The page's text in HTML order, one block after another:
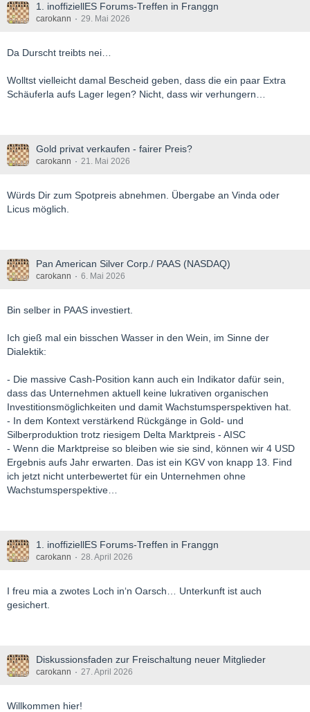
1. inoffiziellES Forums-Treffen in Franggn
carokann 29. Mai 2026
Da Durscht treibts nei…
Wolltst vielleicht damal Bescheid geben, dass die ein paar Extra
Schäuferla aufs Lager legen? Nicht, dass wir verhungern…
Gold privat verkaufen - fairer Preis?
carokann 21. Mai 2026
Würds Dir zum Spotpreis abnehmen. Übergabe an Vinda oder
Licus möglich.
Pan American Silver Corp./ PAAS (NASDAQ)
carokann 6. Mai 2026
Bin selber in PAAS investiert.
Ich gieß mal ein bisschen Wasser in den Wein, im Sinne der
Dialektik:
- Die massive Cash-Position kann auch ein Indikator dafür sein,
dass das Unternehmen aktuell keine lukrativen organischen
Investitionsmöglichkeiten und damit Wachstumsperspektiven hat.
- In dem Kontext verstärkend Rückgänge in Gold- und
Silberproduktion trotz riesigem Delta Marktpreis - AISC
- Wenn die Marktpreise so bleiben wie sie sind, können wir 4 USD
Ergebnis aufs Jahr erwarten. Das ist ein KGV von knapp 13. Find
ich jetzt nicht unterbewertet für ein Unternehmen ohne
Wachstumsperspektive…
1. inoffiziellES Forums-Treffen in Franggn
carokann 28. April 2026
I freu mia a zwotes Loch in‘n Oarsch… Unterkunft ist auch
gesichert.
Diskussionsfaden zur Freischaltung neuer Mitglieder
carokann 27. April 2026
Willkommen hier!